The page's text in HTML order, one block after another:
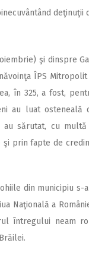
deţinuţii
şi dinspre
ÎPS
în 325, a fost,
au luat
sărutat, cu multă
prin fapte de
din municipiu s-
Naţională a
întregului neam